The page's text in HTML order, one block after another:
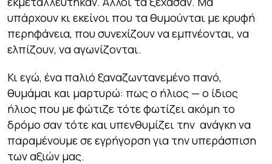
υπάρχουν κι εκείνοι που τα θυμούνται με κρυφή
περηφάνεια, που συνεχίζουν να εμπνέονται, να
ελπίζουν, να αγωνίζονται.
Κι εγώ, ένα παλιό ξαναζωντανεμένο πανό,
θυμάμαι και μαρτυρώ: πως ο ήλιος — ο ίδιος
ήλιος που με φώτιζε τότε φωτίζει ακόμη το
δρόμο σαν τότε και υπενθυμίζει την ανάγκη να
παραμένουμε σε εγρήγορση για την υπεράσπιση
των αξιών μας.